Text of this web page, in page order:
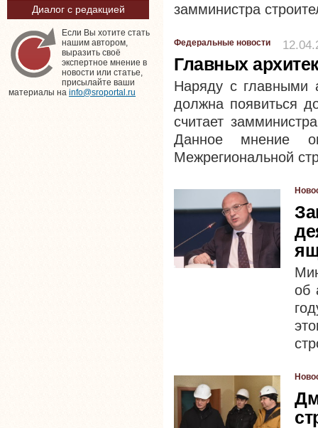
Диалог с редакцией
Если Вы хотите стать
нашим автором,
выразить своё
экспертное мнение в
новости или статье,
присылайте ваши
материалы на info@sroportal.ru
замминистра
Федеральные новости
Главных
Наряду с главными
должна появиться
считает
Данное мнение
Межрегиональной
об